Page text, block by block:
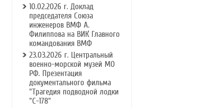
10.02.2026 г. Доклад
председателя Союза
инженеров ВМФ А.
Филиппова на ВИК Главного
командования ВМФ
23.03.2026 г. Центральный
военно-морской музей МО
РФ. Презентация
документального фильма
"Трагедия подводной лодки
"С-178"